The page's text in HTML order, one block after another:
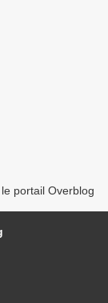
portail Overblog